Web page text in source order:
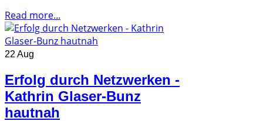
Read more...
22 Aug
Erfolg durch Netzwerken -
Kathrin Glaser-Bunz
hautnah